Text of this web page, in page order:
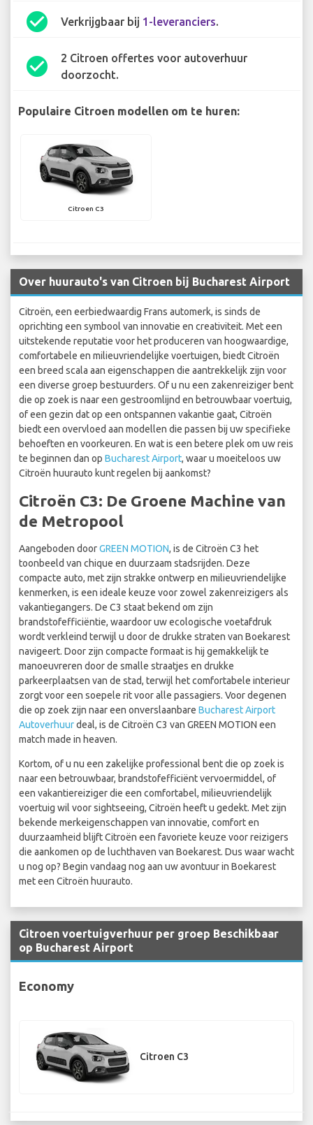
check_circle Verkrijgbaar bij 1-leveranciers.
check_circle
2 Citroen offertes voor autoverhuur
doorzocht.
Populaire Citroen modellen om te huren:
Citroen C3
Over huurauto's van Citroen bij Bucharest Airport
Citroën, een eerbiedwaardig Frans automerk, is sinds de
oprichting een symbool van innovatie en creativiteit. Met een
uitstekende reputatie voor het produceren van hoogwaardige,
comfortabele en milieuvriendelijke voertuigen, biedt Citroën
een breed scala aan eigenschappen die aantrekkelijk zijn voor
een diverse groep bestuurders. Of u nu een zakenreiziger bent
die op zoek is naar een gestroomlijnd en betrouwbaar voertuig,
of een gezin dat op een ontspannen vakantie gaat, Citroën
biedt een overvloed aan modellen die passen bij uw specifieke
behoeften en voorkeuren. En wat is een betere plek om uw reis
te beginnen dan op Bucharest Airport, waar u moeiteloos uw
Citroën huurauto kunt regelen bij aankomst?
Citroën C3: De Groene Machine van
de Metropool
Aangeboden doorGREEN MOTION, is de Citroën C3 het
toonbeeld van chique en duurzaam stadsrijden. Deze
compacte auto, met zijn strakke ontwerp en milieuvriendelijke
kenmerken, is een ideale keuze voor zowel zakenreizigers als
vakantiegangers. De C3 staat bekend om zijn
brandstofefficiëntie, waardoor uw ecologische voetafdruk
wordt verkleind terwijl u door de drukke straten van Boekarest
navigeert. Door zijn compacte formaat is hij gemakkelijk te
manoeuvreren door de smalle straatjes en drukke
parkeerplaatsen van de stad, terwijl het comfortabele interieur
zorgt voor een soepele rit voor alle passagiers. Voor degenen
die op zoek zijn naar een onverslaanbare Bucharest Airport
Autoverhuurdeal, is de Citroën C3 van GREEN MOTION een
match made in heaven.
Kortom, of u nu een zakelijke professional bent die op zoek is
naar een betrouwbaar, brandstofefficiënt vervoermiddel, of
een vakantiereiziger die een comfortabel, milieuvriendelijk
voertuig wil voor sightseeing, Citroën heeft u gedekt. Met zijn
bekende merkeigenschappen van innovatie, comfort en
duurzaamheid blijft Citroën een favoriete keuze voor reizigers
die aankomen op de luchthaven van Boekarest. Dus waar wacht
u nog op? Begin vandaag nog aan uw avontuur in Boekarest
met een Citroën huurauto.
Citroen voertuigverhuur per groep Beschikbaar
op Bucharest Airport
Economy
Citroen C3